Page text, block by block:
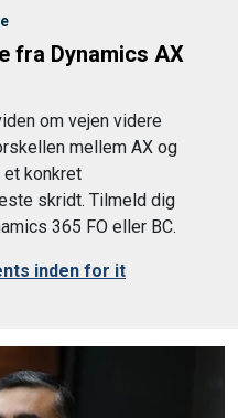
fra Dynamics AX
om vejen videre
mellem AX og
et konkret
skridt. Tilmeld dig
365 FO eller BC.
inden for it